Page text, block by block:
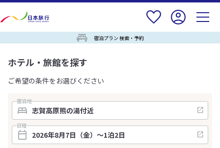
宿泊プラン 検索・予約
ホテル・旅館を探す
ご希望の条件をお選びください
宿泊地
日程